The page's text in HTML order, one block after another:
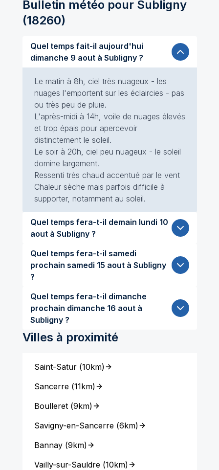
Bulletin météo pour Subligny
(18260)
Quel temps fait-il aujourd'hui
dimanche 9 aout à Subligny ?
Le matin à 8h, ciel très nuageux - les
nuages l'emportent sur les éclaircies - pas
ou très peu de pluie.
L'après-midi à 14h, voile de nuages élevés
et trop épais pour apercevoir
distinctement le soleil.
Le soir à 20h, ciel peu nuageux - le soleil
domine largement.
Ressenti très chaud accentué par le vent
Chaleur sèche mais parfois difficile à
supporter, notamment au soleil.
Quel temps fera-t-il demain lundi 10
aout à Subligny ?
Quel temps fera-t-il samedi
prochain samedi 15 aout à Subligny
?
Quel temps fera-t-il dimanche
prochain dimanche 16 aout à
Subligny ?
Villes à proximité
Saint-Satur(10km)
Sancerre(11km)
Boulleret(9km)
Savigny-en-Sancerre(6km)
Bannay(9km)
Vailly-sur-Sauldre(10km)